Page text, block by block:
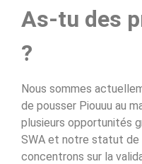
As-tu des
?
Nous sommes
de pousser Piouuu au
plusieurs opportunités
SWA et notre statut de
concentrons sur la